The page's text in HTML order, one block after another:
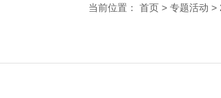
当前位置： 首页 > 专题活动 >